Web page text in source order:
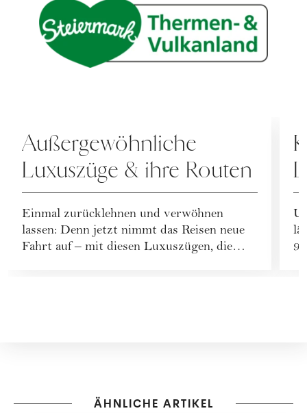
Außergewöhnliche
Luxuszüge & ihre Routen
Einmal zurücklehnen und verwöhnen
lassen: Denn jetzt nimmt das Reisen neue
Fahrt auf – mit diesen Luxuszügen, die
ÄHNLICHE ARTIKEL